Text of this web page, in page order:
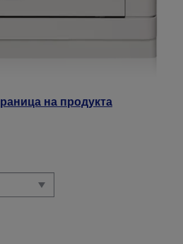
на продукта